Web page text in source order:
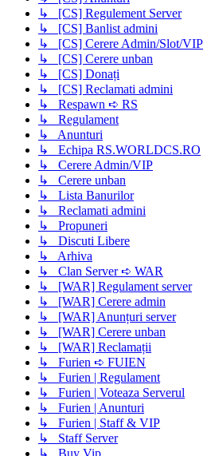
↳ [CS] Regulement Server
↳ [CS] Banlist admini
↳ [CS] Cerere Admin/Slot/VIP
↳ [CS] Cerere unban
↳ [CS] Donați
↳ [CS] Reclamati admini
↳ Respawn ➪ RS
↳ Regulament
↳ Anunturi
↳ Echipa RS.WORLDCS.RO
↳ Cerere Admin/VIP
↳ Cerere unban
↳ Lista Banurilor
↳ Reclamati admini
↳ Propuneri
↳ Discuti Libere
↳ Arhiva
↳ Clan Server ➪ WAR
↳ [WAR] Regulament server
↳ [WAR] Cerere admin
↳ [WAR] Anunțuri server
↳ [WAR] Cerere unban
↳ [WAR] Reclamații
↳ Furien ➪ FUIEN
↳ Furien | Regulament
↳ Furien | Voteaza Serverul
↳ Furien | Anunturi
↳ Furien | Staff & VIP
↳ Staff Server
↳ Buy Vip